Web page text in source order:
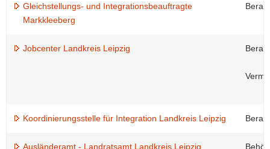
Gleichstellungs- und Integrationsbeauftragte
Markkleeberg
Jobcenter Landkreis Leipzig
Koordinierungsstelle für Integration Landkreis Leipzig
Ausländeramt - Landratsamt Landkreis Leipzig